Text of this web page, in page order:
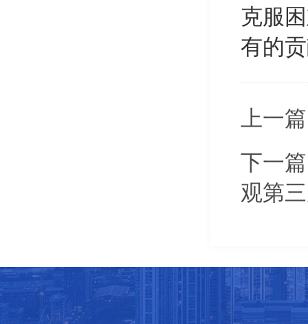
克服
有的
上一
下一
观第